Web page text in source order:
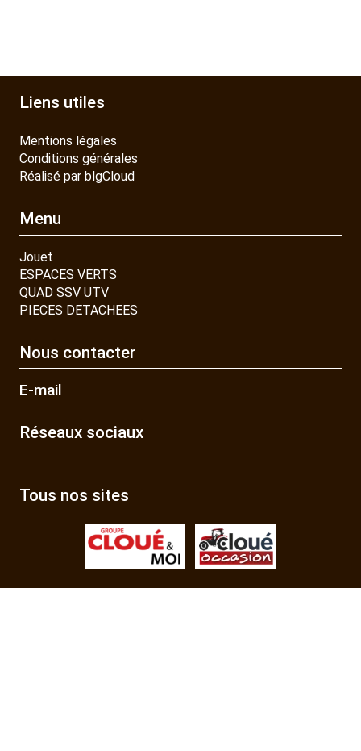
Liens utiles
Mentions légales
Conditions générales
Réalisé par blgCloud
Menu
Jouet
ESPACES VERTS
QUAD SSV UTV
PIECES DETACHEES
Nous contacter
E-mail
Réseaux sociaux
Tous nos sites